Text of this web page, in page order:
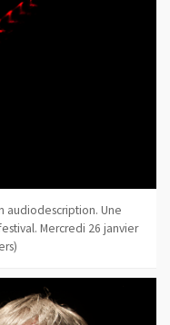
audiodescription. Une
Mercredi 26 janvier